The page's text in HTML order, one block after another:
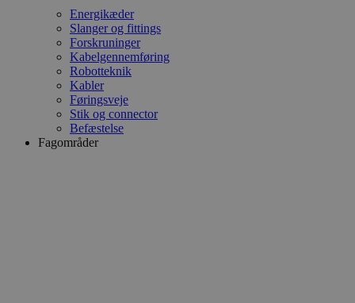
Energikæder
Slanger og fittings
Forskruninger
Kabelgennemføring
Robotteknik
Kabler
Føringsveje
Stik og connector
Befæstelse
Fagområder